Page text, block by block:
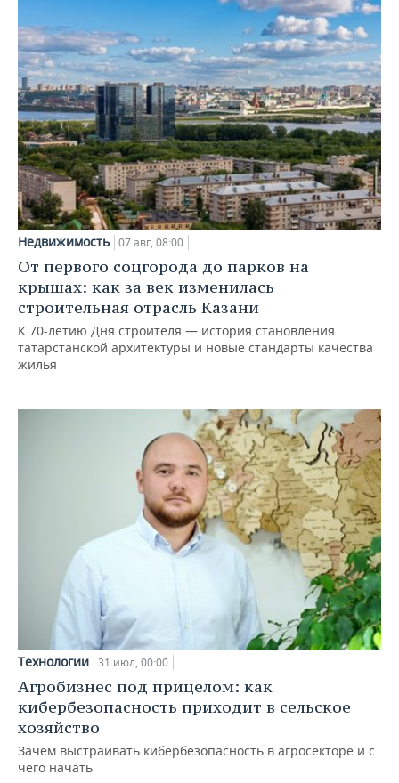
Недвижимость 07 авг, 08:00
От первого соцгорода до парков на
крышах: как за век изменилась
строительная отрасль Казани
К 70-летию Дня строителя — история становления
татарстанской архитектуры и новые стандарты качества
жилья
Технологии 31 июл, 00:00
Агробизнес под прицелом: как
кибербезопасность приходит в сельское
хозяйство
Зачем выстраивать кибербезопасность в агросекторе и с
чего начать